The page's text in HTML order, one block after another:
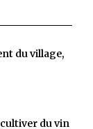
du village,
du vin